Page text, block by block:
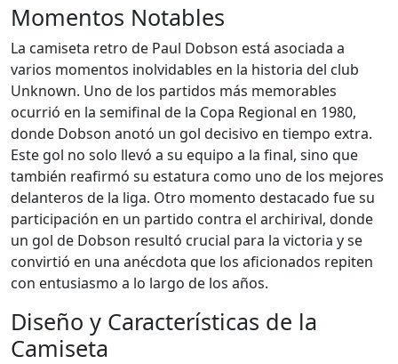
Momentos Notables
La camiseta retro de Paul Dobson está asociada a
varios momentos inolvidables en la historia del club
Unknown. Uno de los partidos más memorables
ocurrió en la semifinal de la Copa Regional en 1980,
donde Dobson anotó un gol decisivo en tiempo extra.
Este gol no solo llevó a su equipo a la final, sino que
también reafirmó su estatura como uno de los mejores
delanteros de la liga. Otro momento destacado fue su
participación en un partido contra el archirival, donde
un gol de Dobson resultó crucial para la victoria y se
convirtió en una anécdota que los aficionados repiten
con entusiasmo a lo largo de los años.
Diseño y Características de la
Camiseta